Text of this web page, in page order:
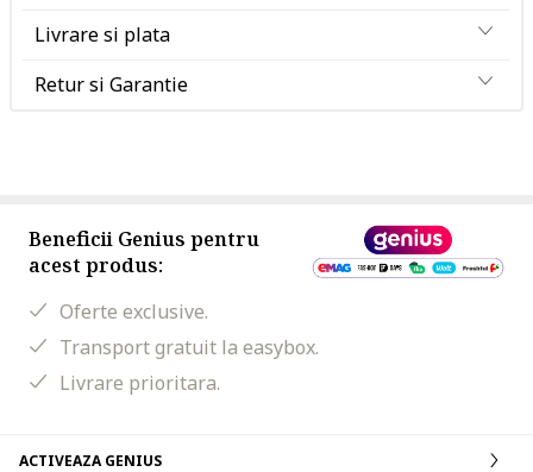
Livrare si plata
Retur si Garantie
Beneficii Genius pentru
acest produs:
Oferte exclusive.
Transport gratuit la easybox.
Livrare prioritara.
ACTIVEAZA GENIUS